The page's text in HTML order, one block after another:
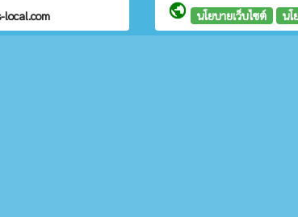
local.com public นโยบายเว็บไซต์ นโ